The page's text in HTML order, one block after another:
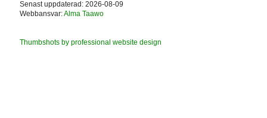
Senast uppdaterad: 2026-08-09
Webbansvar:Alma Taawo
Thumbshots by professional website design